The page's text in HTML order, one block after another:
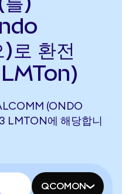
환전
(ONDO
LMTON에 해당합니
QCOMON